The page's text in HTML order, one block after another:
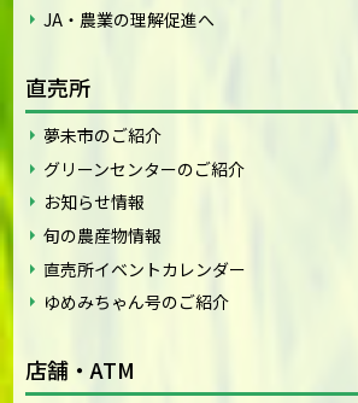
JA・農業の理解促進へ
直売所
夢未市のご紹介
グリーンセンターのご紹介
お知らせ情報
旬の農産物情報
直売所イベントカレンダー
ゆめみちゃん号のご紹介
店舗・ATM